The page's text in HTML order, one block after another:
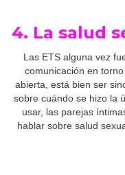
4. La salud
Las ETS alguna vez
comunicación en
abierta, está bien ser
sobre cuándo se hizo la
usar, las parejas
hablar sobre salud